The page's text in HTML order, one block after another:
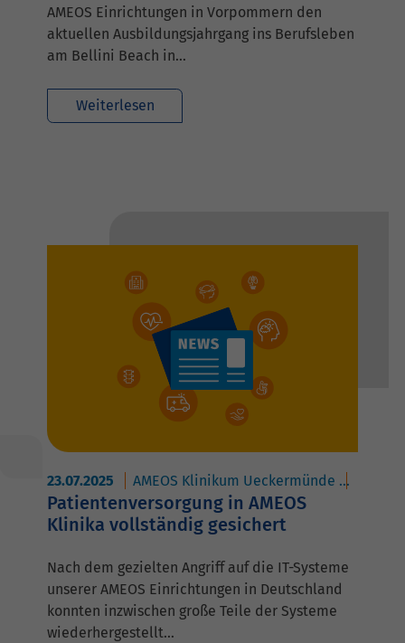
AMEOS Einrichtungen in Vorpommern den
aktuellen Ausbildungsjahrgang ins Berufsleben
am Bellini Beach in…
Weiterlesen
23.07.2025 AMEOS Klinikum Ueckermünde
Patientenversorgung in AMEOS
Klinika vollständig gesichert
Nach dem gezielten Angriff auf die IT-Systeme
unserer AMEOS Einrichtungen in Deutschland
konnten inzwischen große Teile der Systeme
wiederhergestellt…